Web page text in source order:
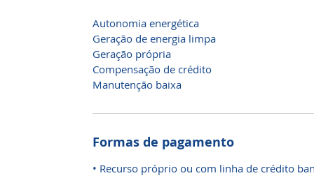
Autonomia energética
Geração de energia limpa
Geração própria
Compensação de crédito
Manutenção baixa
Formas de pagamento
• Recurso próprio ou com linha de crédito